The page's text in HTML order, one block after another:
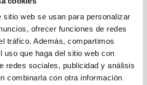
sitio web se usan para personalizar
ofrecer funciones de redes
tráfico. Además, compartimos
uso que haga del sitio web con
redes sociales, publicidad y análisis
combinarla con otra información
2020 - 2024, el IAC potenciará el
de Instrumentación Astrofísica y las
de Física Solar, Exploración de la
Planetarios, Física Estelar y del
Láctea y el Grupo Local, Evolución de
de Altas Energías y Cosmología. El